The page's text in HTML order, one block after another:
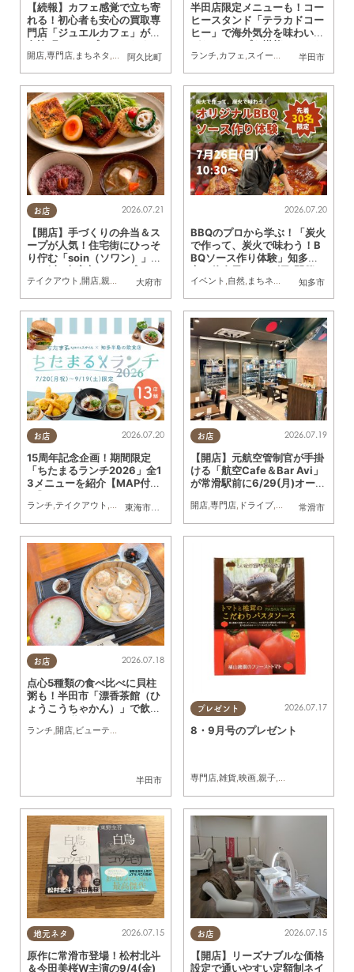
阿久比町
【続報】カフェ感覚で立ち寄
れる！初心者も安心の買取専
門店「ジュエルカフェ」が阿
久比町にオープン／ちたまる
広告
開店,専門店, まちネタ ,ちたまる広告 おひとりさま 半田市
半田店限定メニューも！コー
ヒースタンド「テラカドコー
ヒー」で海外気分を味わいな
がらクレープを堪能してきた
ランチ,カフェ,スイーツ テイクアウト
お店
大府市
2026.07.21
【開店】手づくりの弁当＆ス
ープが人気！住宅街にひっそ
り佇む「soin（ソワン）」が
7/11(土)大府市にオープン
テイクアウト 開店 親子 夫婦,おひとりさま,KURUTOHP 知多市
2026.07.20
BBQのプロから学ぶ！「炭火
で作って、炭火で味わう！B
BQソース作り体験」知多
市・佐布里で7/26(日)開催／
ちたまる広告
イベント 自然, まちネタ 季節ネタ,ちたま
お店
東海市
,大府市 知多市,東浦町, 半田市 ,常滑市 武豊町
2026.07.20
15周年記念企画！期間限定
「ちたまるランチ2026」全1
3メニューを紹介【MAP付
ランチ,テイクアウト ,専門店,ちたまるスタイル掲載店,まとめ記事, 家族,カップル
お店
常滑市
2026.07.19
【開店】元航空管制官が手掛
ける「航空Cafe＆Bar Avi」
が常滑駅前に6/29(月)オープ
開店,専門店, ドライブ,親子 家族,カップル
お店
半田市
2026.07.18
点心5種類の食べ比べに貝柱
粥も！半田市「漂香茶館（ひ
ょうこうちゃかん）」で飲茶
ランチ,開店, ビューティー 行ってみたレポ,夫婦,カップル,おひとりさま
プレゼント 2026.07.17
8・9月号のプレゼント
専門店,雑貨,映画,親子,夫婦
地元ネタ 2026.07.15
原作に常滑市登場！松村北斗
＆今田美桜W主演の9/4(金)
お店 2026.07.15
【開店】リーズナブルな価格
設定で通いやすい定額制ネイ